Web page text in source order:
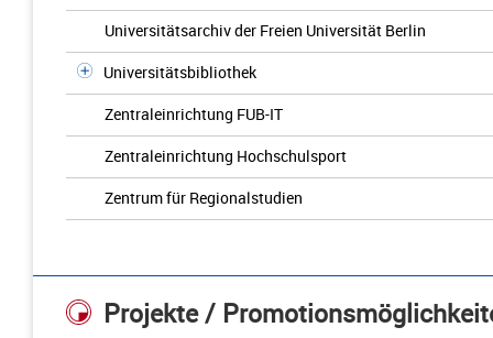
Universitätsarchiv der Freien Universität Berlin
Universitätsbibliothek
Zentraleinrichtung FUB-IT
Zentraleinrichtung Hochschulsport
Zentrum für Regionalstudien
Projekte /